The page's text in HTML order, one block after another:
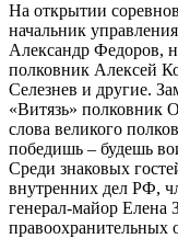
На открытии
начальник
Александр
полковник Алексей
Селезнев и другие.
«Витязь» полковник
слова великого
победишь – будешь
Среди знаковых
внутренних дел РФ,
генерал-майор Елена
правоохранительных